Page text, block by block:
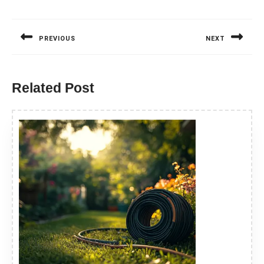
PREVIOUS NEXT
Related Post